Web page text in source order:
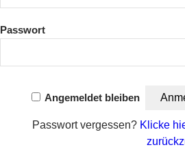
Passwort
Angemeldet bleiben
Passwort vergessen? Klicke